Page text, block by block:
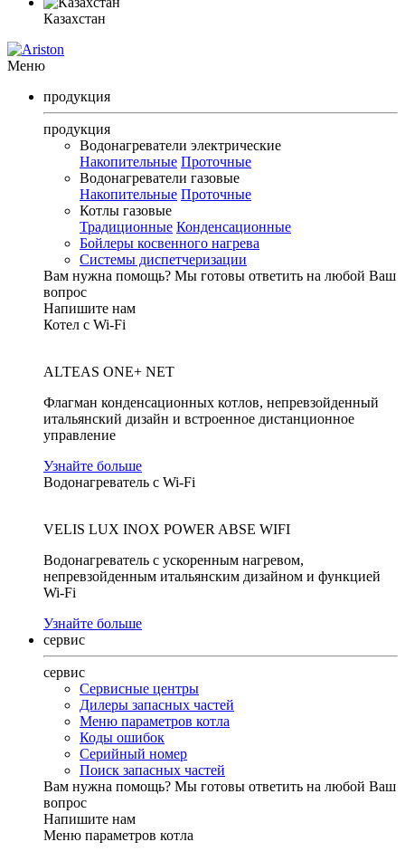
Казахстан
Меню
продукция
продукция
Водонагреватели электрические
Накопительные Проточные
Водонагреватели газовые
Накопительные Проточные
Котлы газовые
Традиционные Конденсационные
Бойлеры косвенного нагрева
Системы диспетчеризации
Вам нужна помощь? Мы готовы ответить на любой Ваш
вопрос
Напишите нам
Котел с Wi-Fi
ALTEAS ONE+ NET
Флагман конденсационных котлов, непревзойденный
итальянский дизайн и встроенное дистанционное
управление
Узнайте больше
Водонагреватель с Wi-Fi
VELIS LUX INOX POWER ABSE WIFI
Водонагреватель с ускоренным нагревом,
непревзойденным итальянским дизайном и функцией
Wi-Fi
Узнайте больше
сервис
сервис
Сервисные центры
Дилеры запасных частей
Меню параметров котла
Коды ошибок
Серийный номер
Поиск запасных частей
Вам нужна помощь? Мы готовы ответить на любой Ваш
вопрос
Напишите нам
Меню параметров котла